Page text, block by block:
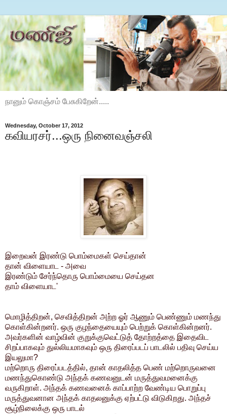
நானும் கொஞ்சம் பேசுகிறேன்.....
Wednesday, October 17, 2012
கவியரசர்...ஒரு நினைவஞ்சலி
இறைவன் இரண்டு பொம்மைகள் செய்தான்
தான் விளையாட - அவை
இரண்டும் சேர்ந்தொரு பொம்மையை செய்தன
தாம் விளையாட'
மொழித்திறன், செவித்திறன் அற்ற ஓர் ஆணும் பெண்ணும் மணந்து
கொள்கின்றனர். ஒரு குழந்தையையும் பெற்றுக் கொள்கின்றனர்.
அவர்களின் வாழ்வின் குறுக்குவெட்டுத் தோற்றத்தை இதைவிட
சிறப்பாகவும் துல்லியமாகவும் ஒரு திரைப்படப் பாடலில் பதிவு செய்ய
இயலுமா?
மற்றொரு திரைப்படத்தில், தான் காதலித்த பெண் மற்றொருவனை
மணந்துகொண்டு அந்தக் கணவனுடன் மருத்துவமனைக்கு
வருகிறாள். அந்தக் கணவனைக் காப்பாற்ற வேண்டிய பொறுப்பு
மருத்துவனான அந்தக் காதலனுக்கு ஏற்பட்டு விடுகிறது. அந்தச்
சூழ்நிலைக்கு ஒரு பாடல்